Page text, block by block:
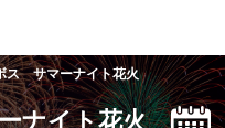
の道
ス サマーナイト花火
ナイト花火